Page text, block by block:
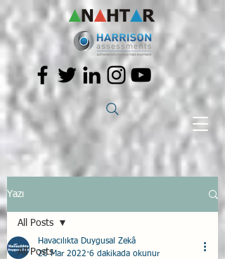
Yazı
All Posts
All Posts
Havacılıkta Duygusal Zekâ
20 Mar 2022 6 dakikada okunur